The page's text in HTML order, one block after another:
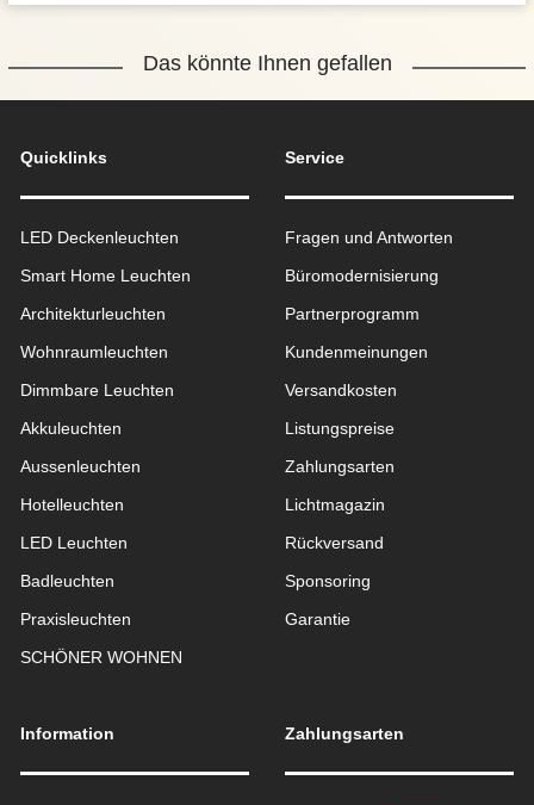
Das könnte Ihnen gefallen
Quicklinks
LED Deckenleuchten
Smart Home Leuchten
Architekturleuchten
Wohnraum­leuchten
Dimmbare Leuchten
Akkuleuchten
Aussen­leuchten
Hotelleuchten
LED Leuchten
Badleuchten
Praxisleuchten
SCHÖNER WOHNEN
Service
Fragen und Antworten
Büromodernisierung
Partnerprogramm
Kundenmeinungen
Versandkosten
Listungspreise
Zahlungsarten
Lichtmagazin
Rückversand
Sponsoring
Garantie
Information Zahlungsarten